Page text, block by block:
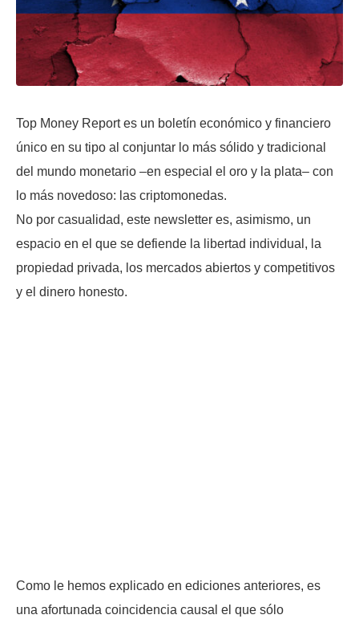
Top Money Report es un boletín económico y financiero
único en su tipo al conjuntar lo más sólido y tradicional
del mundo monetario –en especial el oro y la plata– con
lo más novedoso: las criptomonedas.
No por casualidad, este newsletter es, asimismo, un
espacio en el que se defiende la libertad individual, la
propiedad privada, los mercados abiertos y competitivos
y el dinero honesto.
Como le hemos explicado en ediciones anteriores, es
una afortunada coincidencia causal el que sólo